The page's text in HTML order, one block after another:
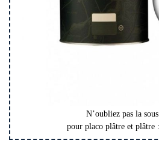
N’oubliez pas la
pour placo plâtre et plâtre